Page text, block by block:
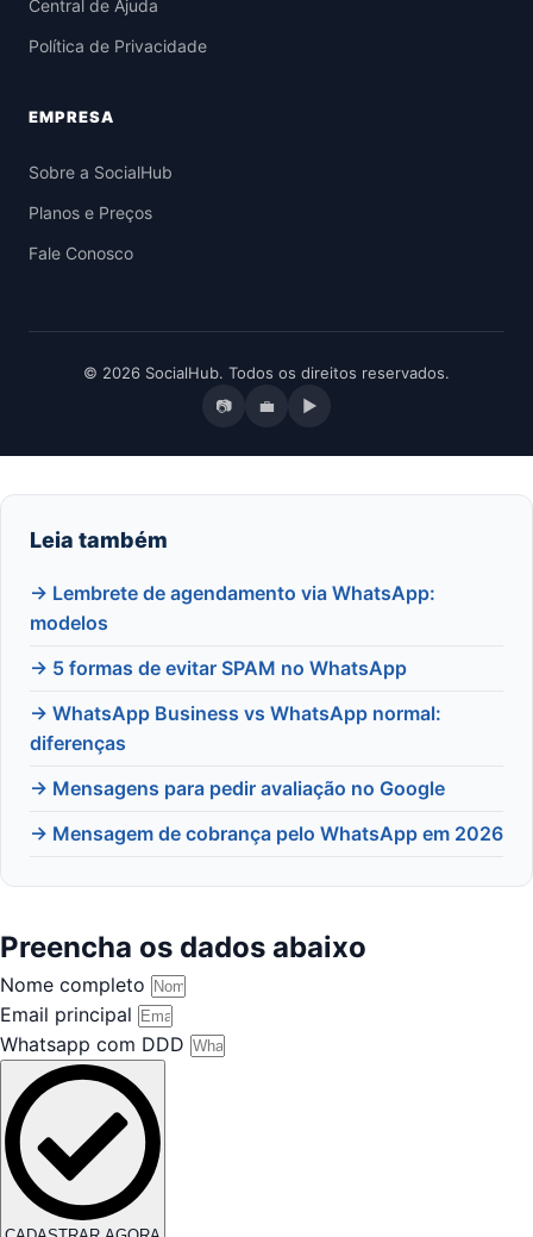
Central de Ajuda
Política de Privacidade
EMPRESA
Sobre a SocialHub
Planos e Preços
Fale Conosco
© 2026 SocialHub. Todos os direitos reservados.
📷 💼 ▶
Leia também
→ Lembrete de agendamento via WhatsApp:
modelos
→ 5 formas de evitar SPAM no WhatsApp
→ WhatsApp Business vs WhatsApp normal:
diferenças
→ Mensagens para pedir avaliação no Google
→ Mensagem de cobrança pelo WhatsApp em 2026
Preencha os dados abaixo
Nome completo
Email principal
Whatsapp com DDD